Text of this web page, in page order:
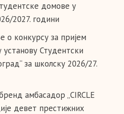
домове у
2027. години
о конкурсу за пријем
установу Студентски
за школску 2026/27.
амбасадор „CIRCLE
девет престижних